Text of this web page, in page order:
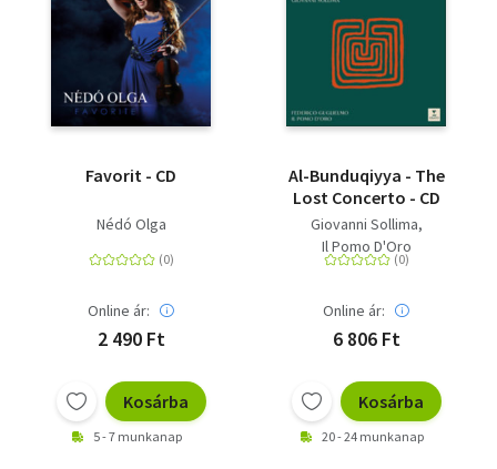
Favorit - CD
Nédó Olga
Online ár:
2 490 Ft
Kosárba
5 - 7 munkanap
Al-Bunduqiyya - The
Lost Concerto - CD
Giovanni Sollima
Il Pomo D'Oro
Online ár:
6 806 Ft
Kosárba
20 - 24 munkanap